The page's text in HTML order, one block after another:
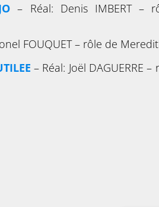
– Réal: Denis IMBERT –
FOUQUET – rôle de
– Réal: Joël DAGUERRE –